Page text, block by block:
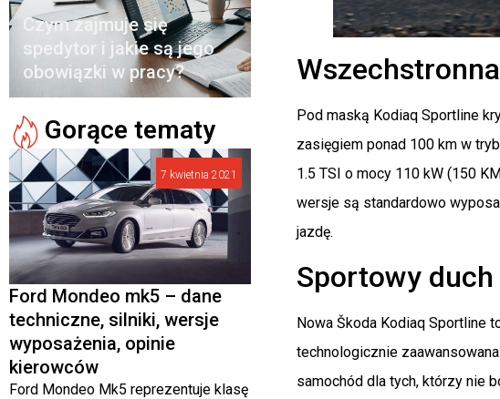
Pod maską Kodiaq Sportline
zasięgiem ponad 100 km w
1.5 TSI o mocy 110 kW (150
wersje są standardowo
jazdę.
Sportowy duch
Nowa Škoda Kodiaq Sportline
technologicznie
samochód dla tych, którzy nie
Czym zajmuje się
spedytor i jakie są jego
obowiązki w pracy?
Gorące tematy
7 kwietnia 2021
Ford Mondeo mk5 – dane
techniczne, silniki, wersje
wyposażenia, opinie
kierowców
Ford Mondeo Mk5 reprezentuje klasę